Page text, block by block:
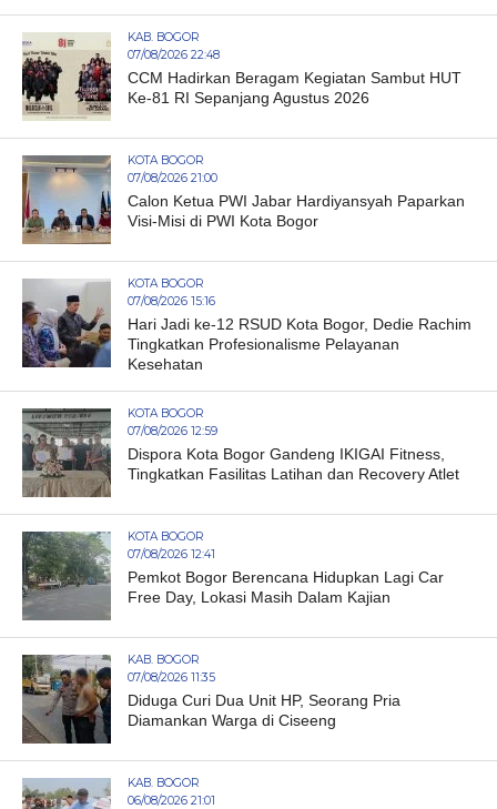
KAB. BOGOR
07/08/2026 22:48
CCM Hadirkan Beragam Kegiatan Sambut HUT
Ke-81 RI Sepanjang Agustus 2026
KOTA BOGOR
07/08/2026 21:00
Calon Ketua PWI Jabar Hardiyansyah Paparkan
Visi-Misi di PWI Kota Bogor
KOTA BOGOR
07/08/2026 15:16
Hari Jadi ke-12 RSUD Kota Bogor, Dedie Rachim
Tingkatkan Profesionalisme Pelayanan
Kesehatan
KOTA BOGOR
07/08/2026 12:59
Dispora Kota Bogor Gandeng IKIGAI Fitness,
Tingkatkan Fasilitas Latihan dan Recovery Atlet
KOTA BOGOR
07/08/2026 12:41
Pemkot Bogor Berencana Hidupkan Lagi Car
Free Day, Lokasi Masih Dalam Kajian
KAB. BOGOR
07/08/2026 11:35
Diduga Curi Dua Unit HP, Seorang Pria
Diamankan Warga di Ciseeng
KAB. BOGOR
06/08/2026 21:01